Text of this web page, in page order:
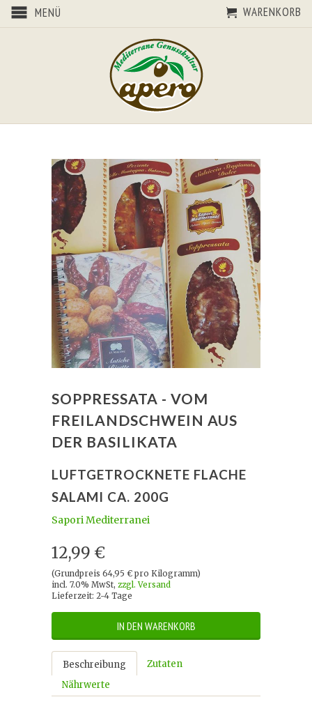
MENÜ WARENKORB
SOPPRESSATA - VOM
FREILANDSCHWEIN AUS
DER BASILIKATA
LUFTGETROCKNETE FLACHE
SALAMI CA. 200G
Sapori Mediterranei
12,99 €
(Grundpreis 64,95 € pro Kilogramm)
incl. 7.0% MwSt, zzgl. Versand
Lieferzeit: 2-4 Tage
IN DEN WARENKORB
Beschreibung
Zutaten
Nährwerte